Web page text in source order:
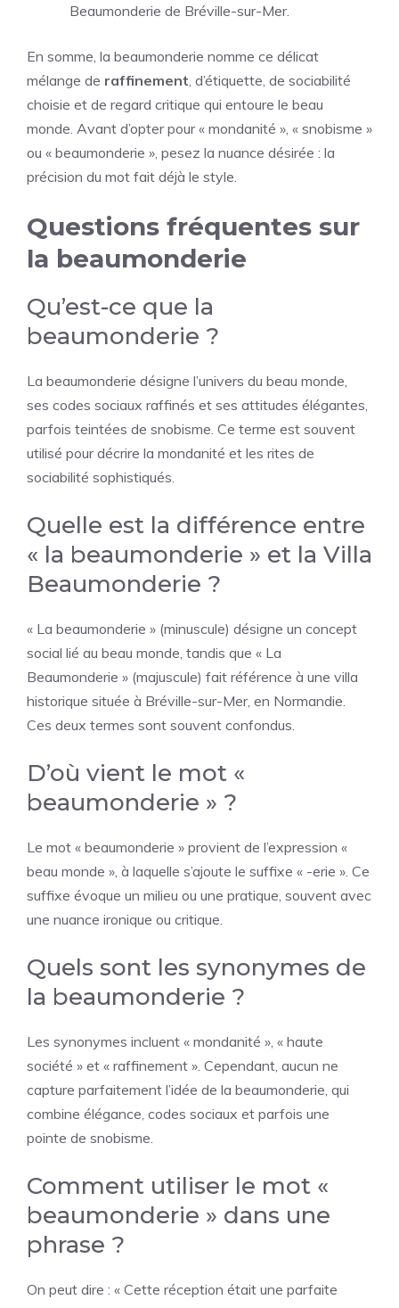
Beaumonderie de Bréville-sur-Mer.
En somme, la beaumonderie nomme ce délicat
mélange de raffinement, d’étiquette, de sociabilité
choisie et de regard critique qui entoure le beau
monde. Avant d’opter pour « mondanité », « snobisme »
ou « beaumonderie », pesez la nuance désirée : la
précision du mot fait déjà le style.
Questions fréquentes sur
la beaumonderie
Qu’est-ce que la
beaumonderie ?
La beaumonderie désigne l’univers du beau monde,
ses codes sociaux raffinés et ses attitudes élégantes,
parfois teintées de snobisme. Ce terme est souvent
utilisé pour décrire la mondanité et les rites de
sociabilité sophistiqués.
Quelle est la différence entre
« la beaumonderie » et la Villa
Beaumonderie ?
« La beaumonderie » (minuscule) désigne un concept
social lié au beau monde, tandis que « La
Beaumonderie » (majuscule) fait référence à une villa
historique située à Bréville-sur-Mer, en Normandie.
Ces deux termes sont souvent confondus.
D’où vient le mot «
beaumonderie » ?
Le mot « beaumonderie » provient de l’expression «
beau monde », à laquelle s’ajoute le suffixe « -erie ». Ce
suffixe évoque un milieu ou une pratique, souvent avec
une nuance ironique ou critique.
Quels sont les synonymes de
la beaumonderie ?
Les synonymes incluent « mondanité », « haute
société » et « raffinement ». Cependant, aucun ne
capture parfaitement l’idée de la beaumonderie, qui
combine élégance, codes sociaux et parfois une
pointe de snobisme.
Comment utiliser le mot «
beaumonderie » dans une
phrase ?
On peut dire : « Cette réception était une parfaite